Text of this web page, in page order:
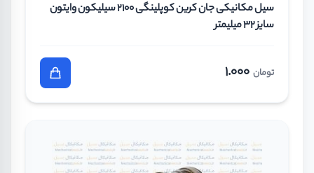
سیل مکانیکی جان کرین کوپلینگی 2100 سیلیکون وایتون
سایز 32 میلیمتر
تومان 1.000